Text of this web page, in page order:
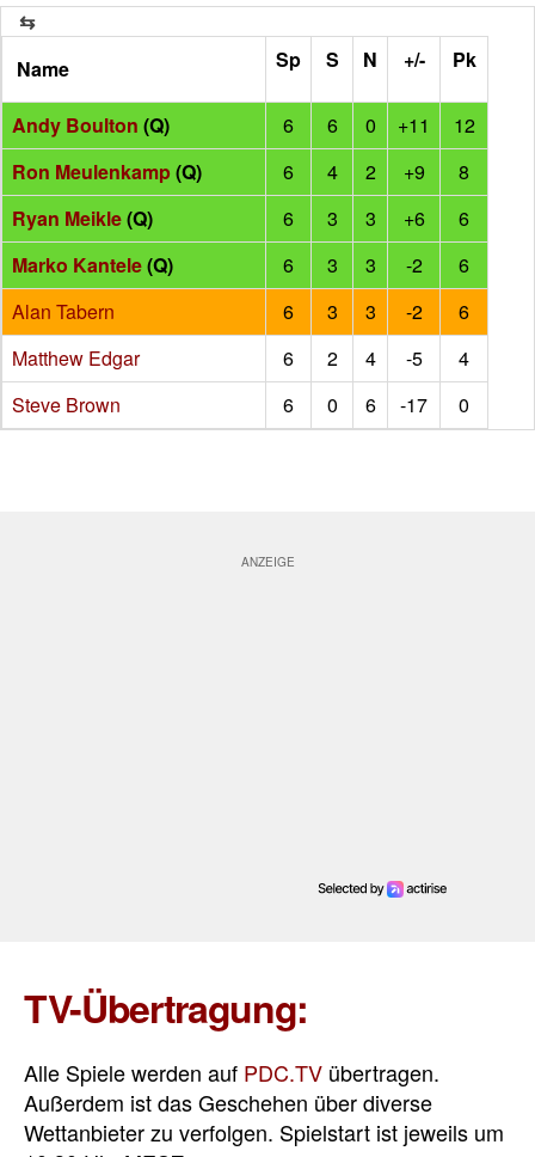
Name Sp S N +/- Pk
Andy Boulton (Q) 6 6 0 +11
12
Ron Meulenkamp(Q) 6 4 2 +9
8
Ryan Meikle(Q) 6 3 3 +6
6
Marko Kantele(Q) 6 3 3 -2
6
Alan Tabern
6 3 3 -2
6
Matthew Edgar
6 2 4 -5
4
Steve Brown
6 0 6 -17 0
TV-Übertragung:
Alle Spiele werden auf PDC.TV übertragen.
Außerdem ist das Geschehen über diverse
Wettanbieter zu verfolgen. Spielstart ist jeweils um